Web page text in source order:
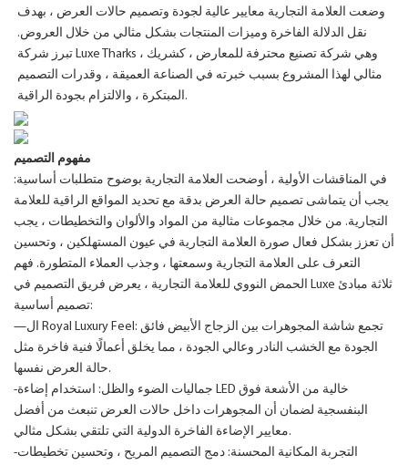
وضعت العلامة التجارية معايير عالية لجودة وتصميم حالات العرض ، بهدف
نقل الدلالة الفاخرة وميزات المنتجات بشكل مثالي من خلال العروض.
تبرز شركة Luxe Tharks ، وهي شركة تصنيع محترفة للمعارض ، كشريك
مثالي لهذا المشروع بسبب خبرته في الصناعة العميقة ، وقدرات التصميم
المبتكرة ، والالتزام بجودة الراقية.
مفهوم التصميم
في المناقشات الأولية ، أوضحت العلامة التجارية بوضوح متطلبات أساسية:
يجب أن يتماشى تصميم حالة العرض بدقة مع تحديد المواقع الراقية للعلامة
التجارية. من خلال مجموعات مثالية من المواد والألوان والتخطيطات ، يجب
أن تعزز بشكل فعال صورة العلامة التجارية في عيون المستهلكين ، وتحسين
التعرف على العلامة التجارية وسمعتها ، وجذب العملاء المتطورة. فهم
الحمض النووي للعلامة التجارية ، يعرض فريق التصميم في Luxe ثلاثة مبادئ
تصميم أساسية:
—ال Royal Luxury Feel: تجمع شاشة المجوهرات بين الزجاج الأبيض فائق
الجودة مع الخشب النادر وعالي الجودة ، مما يخلق أعمالًا فنية فاخرة مثل
حالة العرض نفسها.
-جماليات الضوء والظل: استخدام إضاءة LED خالية من الأشعة فوق
البنفسجية لضمان أن المجوهرات داخل حالات العرض تنبعث من أفضل
معايير الإضاءة الفاخرة الدولية التي تلتقي بشكل مثالي.
-التجربة المكانية المحسنة: دمج التصميم المريح ، وتحسين تخطيطات